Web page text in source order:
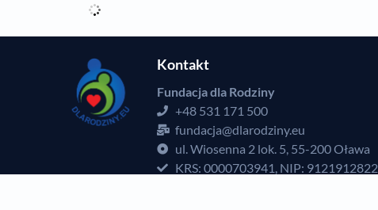
Kontakt
Fundacja dla Rodziny
+48 531 171 500
fundacja@dlarodziny.eu
ul. Wiosenna 2 lok. 5, 55-200 Oława
KRS: 0000703941, NIP: 9121912822